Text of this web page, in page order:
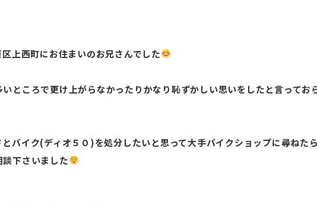
上西町にお住まいのお兄さんでした
ところで更け上がらなかったりかなり恥ずかしい思いをしたと言ってお
バイク(ディオ５０)を処分したいと思って大手バイクショップに尋ねた
下さいました